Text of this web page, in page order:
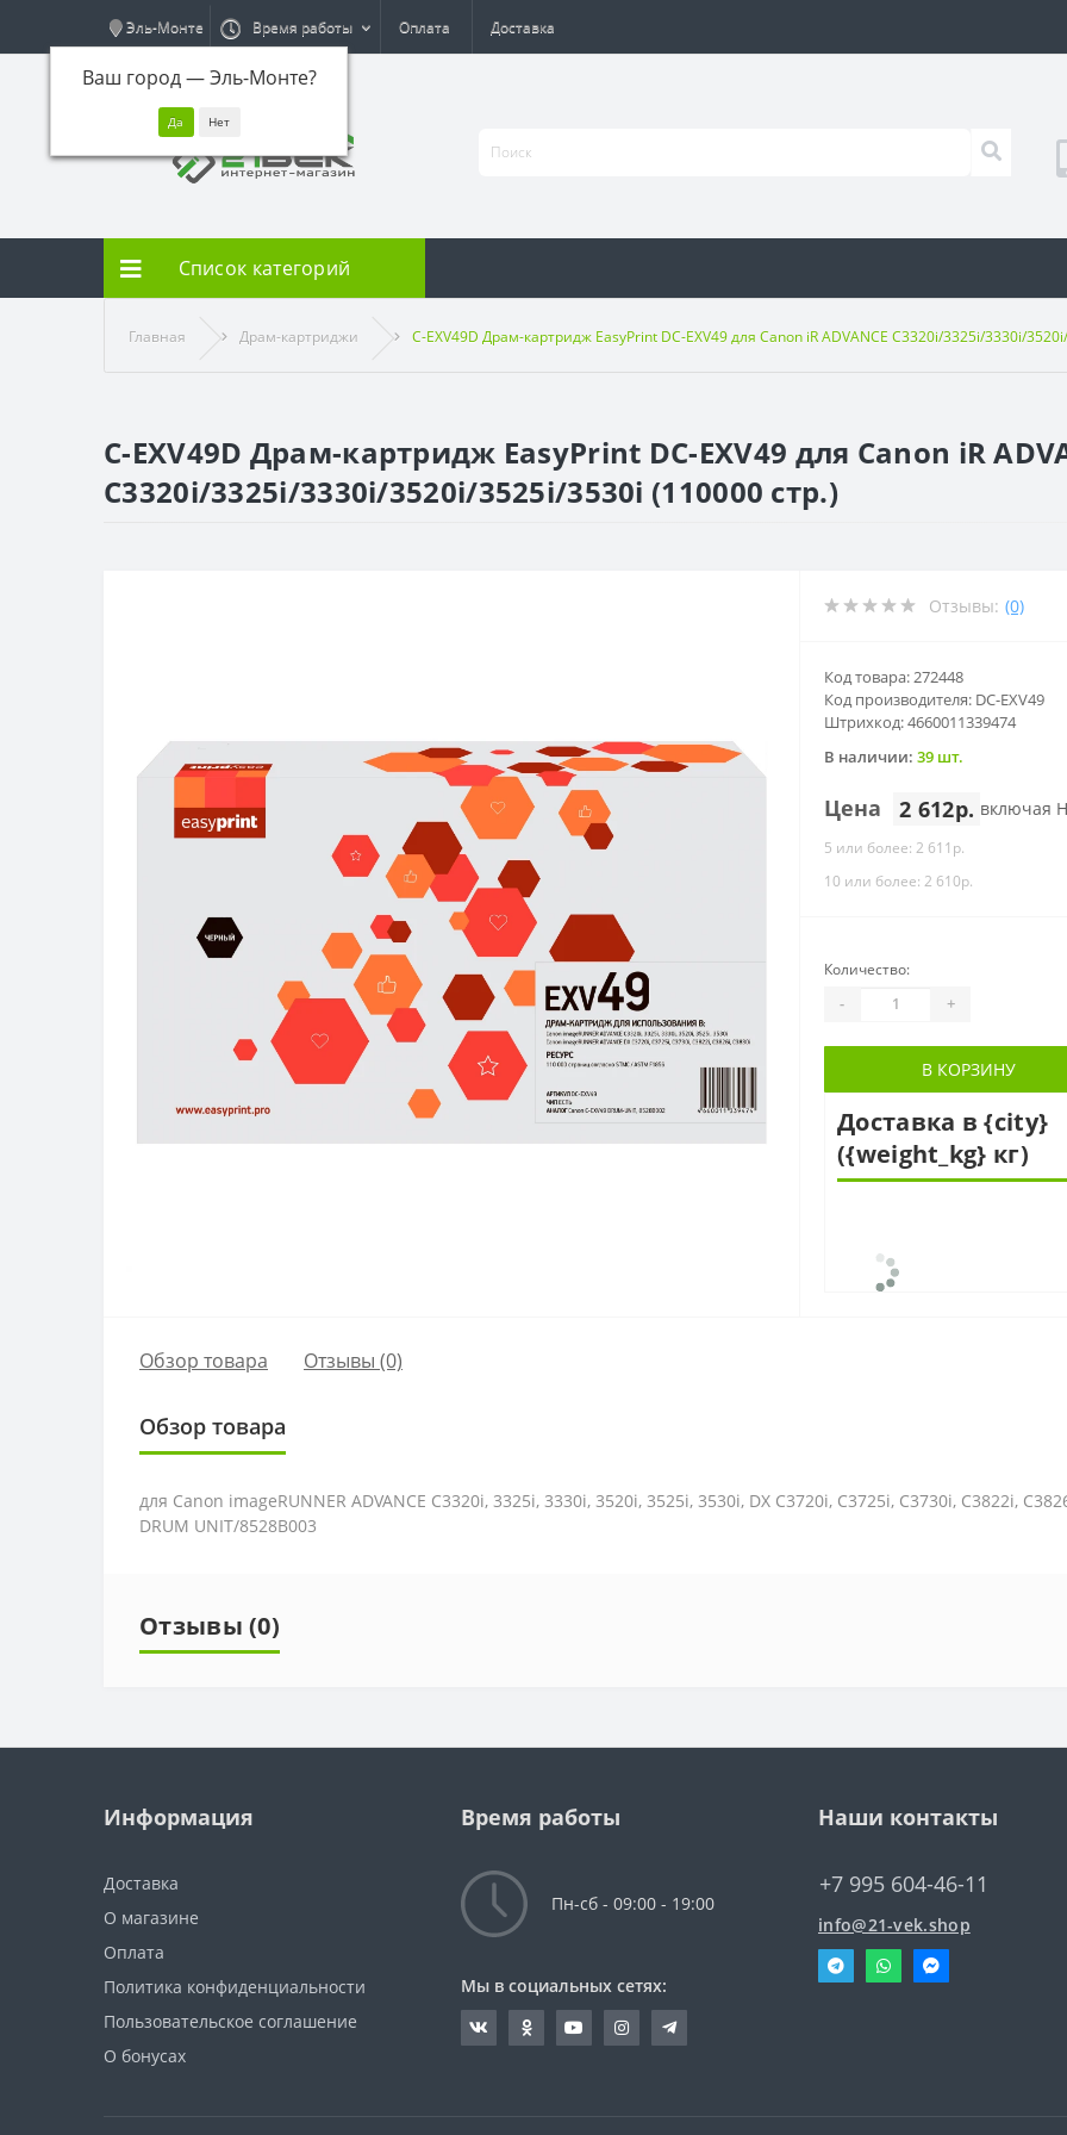
Эль-Монте
Ваш город —Эль-Монте?
Время работы Оплата Доставка
Список категорий
Главная Драм-картриджи C-EXV49D Драм-картридж EasyPrint DC-EXV49 для Canon iR ADVANCE C3320i/3325i/3330i/
C-EXV49D Драм-картридж EasyPrint DC-EXV49 для Canon iR
C3320i/3325i/3330i/3520i/3525i/3530i (110000 стр.)
Отзывы: (0)
Код товара: 272448
Код производителя: DC-EXV49
Штрихкод: 4660011339474
В наличии: 39 шт.
Цена 2 612р. включая
5 или более: 2 611р.
10 или более: 2 610р.
Количество:
- +
В КОРЗИНУ
Доставка в {city}
({weight_kg} кг)
Обзор товара Отзывы (0)
Обзор товара
для Canon imageRUNNER ADVANCE C3320i, 3325i, 3330i, 3520i, 3525i, 3530i, DX C3720i, C3725i, C3730i, C3822i,
DRUM UNIT/8528B003
Отзывы (0)
Информация
Доставка
О магазине
Оплата
Политика конфиденциальности
Пользовательское соглашение
О бонусах
Время работы
Пн-сб - 09:00 - 19:00
Мы в социальных сетях:
Наши контакты
+7 995 604-46-11
info@21-vek.shop